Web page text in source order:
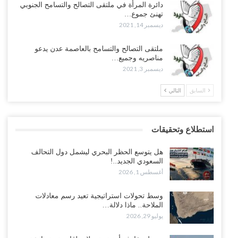
دائرة المرأة في ملتقى التصالح والتسامح الجنوبي
تهنئ جموع…
ديسمبر 14, 2021
ملتقى التصالح والتسامح بالعاصمة عدن يدعو
مناصريه وجميع…
ديسمبر 3, 2021
السابق التالي
استطلاع وتحقيقات
هل يتوسع الحظر البحري ليشمل دول التحالف
السعودي الجديد..!
أغسطس 1, 2026
وسط تحولات استراتيجية تعيد رسم معادلات
الملاحة.. ماذا دلالة…
يوليو 29, 2026